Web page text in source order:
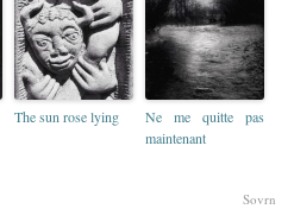
The sun rose lying
Ne me quitte pas
maintenant
Sovrn